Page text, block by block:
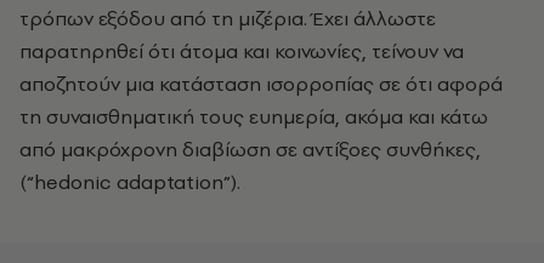
τρόπων εξόδου από τη μιζέρια. Έχει άλλωστε
παρατηρηθεί ότι άτομα και κοινωνίες, τείνουν να
αποζητούν μια κατάσταση ισορροπίας σε ότι αφορά
τη συναισθηματική τους ευημερία, ακόμα και κάτω
από μακρόχρονη διαβίωση σε αντίξοες συνθήκες,
(“hedonic adaptation”).